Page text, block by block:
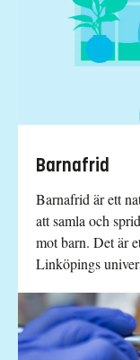
Barnafrid
Barnafrid är ett
att samla och
mot barn. Det är
Linköpings